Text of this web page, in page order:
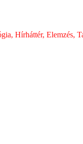
Hírháttér, Elemzés,